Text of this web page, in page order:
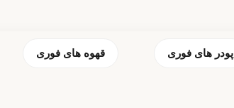
پودر های فوری قهوه های فوری